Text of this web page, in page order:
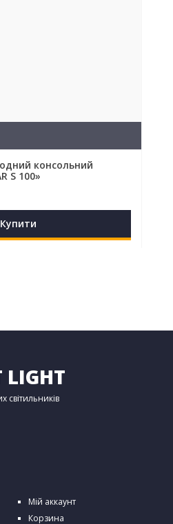
консольний
S 100»
Купити
LIGHT
світильників
Мій аккаунт
Корзина